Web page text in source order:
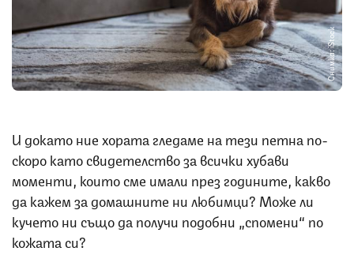
Снимка: iStock
И докато ние хората гледаме на тези петна по-
скоро като свидетелство за всички хубави
моменти, които сме имали през годините, какво
да кажем за домашните ни любимци? Може ли
кучето ни също да получи подобни „спомени“ по
кожата си?